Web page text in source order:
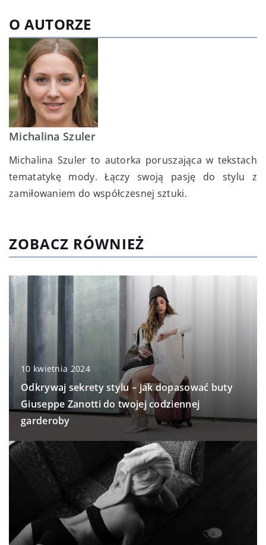
O AUTORZE
Michalina Szuler
Michalina Szuler to autorka poruszająca w tekstach
tematatykę mody. Łączy swoją pasję do stylu z
zamiłowaniem do współczesnej sztuki.
ZOBACZ RÓWNIEŻ
10 kwietnia 2024
Odkrywaj sekrety stylu – jak dopasować buty
Giuseppe Zanotti do twojej codziennej
garderoby